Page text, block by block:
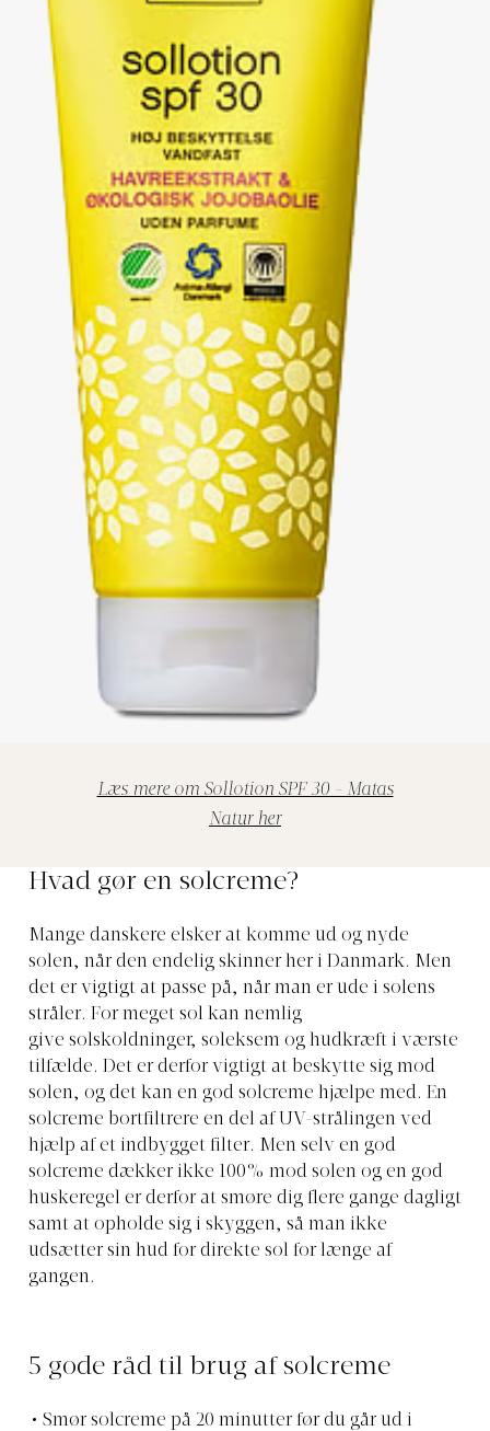
Læs mere om Sollotion SPF 30 - Matas
Natur her
Hvad gør en solcreme?
Mange danskere elsker at komme ud og nyde
solen, når den endelig skinner her i Danmark. Men
det er vigtigt at passe på, når man er ude i solens
stråler. For meget sol kan nemlig
give solskoldninger, soleksem og hudkræft i værste
tilfælde. Det er derfor vigtigt at beskytte sig mod
solen, og det kan en god solcreme hjælpe med. En
solcreme bortfiltrere en del af UV-strålingen ved
hjælp af et indbygget filter. Men selv en god
solcreme dækker ikke 100% mod solen og en god
huskeregel er derfor at smøre dig flere gange dagligt
samt at opholde sig i skyggen, så man ikke
udsætter sin hud for direkte sol for længe af
gangen.
5 gode råd til brug af solcreme
Smør solcreme på 20 minutter før du går ud i